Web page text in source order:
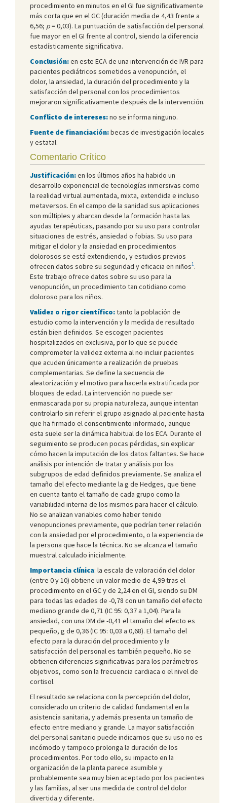
procedimiento en minutos en el GI fue significativamente
más corta que en el GC (duración media de 4,43 frente a
6,56; p= 0,03). La puntuación de satisfacción del personal
fue mayor en el GI frente al control, siendo la diferencia
estadísticamente significativa.
Conclusión:en este ECA de una intervención de IVR para
pacientes pediátricos sometidos a venopunción, el
dolor, la ansiedad, la duración del procedimiento y la
satisfacción del personal con los procedimientos
mejoraron significativamente después de la intervención.
Conflicto de intereses:no se informa ninguno.
Fuente de financiación:becas de investigación locales
y estatal.
Comentario Crítico
Justificación:en los últimos años ha habido un
desarrollo exponencial de tecnologías inmersivas como
la realidad virtual aumentada, mixta, extendida e incluso
metaversos. En el campo de la sanidad sus aplicaciones
son múltiples y abarcan desde la formación hasta las
ayudas terapéuticas, pasando por su uso para controlar
situaciones de estrés, ansiedad o fobias. Su uso para
mitigar el dolor y la ansiedad en procedimientos
dolorosos se está extendiendo, y estudios previos
ofrecen datos sobre su seguridad y eficacia en niños1.
Este trabajo ofrece datos sobre su uso para la
venopunción, un procedimiento tan cotidiano como
doloroso para los niños.
Validez o rigor científico:tanto la población de
estudio como la intervención y la medida de resultado
están bien definidos. Se escogen pacientes
hospitalizados en exclusiva, por lo que se puede
comprometer la validez externa al no incluir pacientes
que acuden únicamente a realización de pruebas
complementarias. Se define la secuencia de
aleatorización y el motivo para hacerla estratificada por
bloques de edad. La intervención no puede ser
enmascarada por su propia naturaleza, aunque intentan
controlarlo sin referir el grupo asignado al paciente hasta
que ha firmado el consentimiento informado, aunque
esta suele ser la dinámica habitual de los ECA. Durante el
seguimiento se producen pocas pérdidas, sin explicar
cómo hacen la imputación de los datos faltantes. Se hace
análisis por intención de tratar y análisis por los
subgrupos de edad definidos previamente. Se analiza el
tamaño del efecto mediante la g de Hedges, que tiene
en cuenta tanto el tamaño de cada grupo como la
variabilidad interna de los mismos para hacer el cálculo.
No se analizan variables como haber tenido
venopunciones previamente, que podrían tener relación
con la ansiedad por el procedimiento, o la experiencia de
la persona que hace la técnica. No se alcanza el tamaño
muestral calculado inicialmente.
Importancia clínica: la escala de valoración del dolor
(entre 0 y 10) obtiene un valor medio de 4,99 tras el
procedimiento en el GC y de 2,24 en el GI, siendo su DM
para todas las edades de -0,78 con un tamaño del efecto
mediano grande de 0,71 (IC 95: 0,37 a 1,04). Para la
ansiedad, con una DM de -0,41 el tamaño del efecto es
pequeño, g de 0,36 (IC 95: 0,03 a 0,68). El tamaño del
efecto para la duración del procedimiento y la
satisfacción del personal es también pequeño. No se
obtienen diferencias significativas para los parámetros
objetivos, como son la frecuencia cardiaca o el nivel de
cortisol.
El resultado se relaciona con la percepción del dolor,
considerado un criterio de calidad fundamental en la
asistencia sanitaria, y además presenta un tamaño de
efecto entre mediano y grande. La mayor satisfacción
del personal sanitario puede indicarnos que su uso no es
incómodo y tampoco prolonga la duración de los
procedimientos. Por todo ello, su impacto en la
organización de la planta parece asumible y
probablemente sea muy bien aceptado por los pacientes
y las familias, al ser una medida de control del dolor
divertida y diferente.